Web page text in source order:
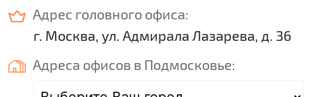
Адрес головного офиса:
г. Москва, ул. Адмирала Лазарева, д. 36
Адреса офисов в Подмосковье: